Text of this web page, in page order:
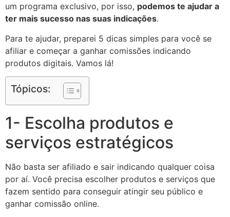
um programa exclusivo, por isso, podemos te ajudar a
ter mais sucesso nas suas indicações.
Para te ajudar, preparei 5 dicas simples para você se
afiliar e começar a ganhar comissões indicando
produtos digitais. Vamos lá!
Tópicos:
1- Escolha produtos e
serviços estratégicos
Não basta ser afiliado e sair indicando qualquer coisa
por aí. Você precisa escolher produtos e serviços que
fazem sentido para conseguir atingir seu público e
ganhar comissão online.